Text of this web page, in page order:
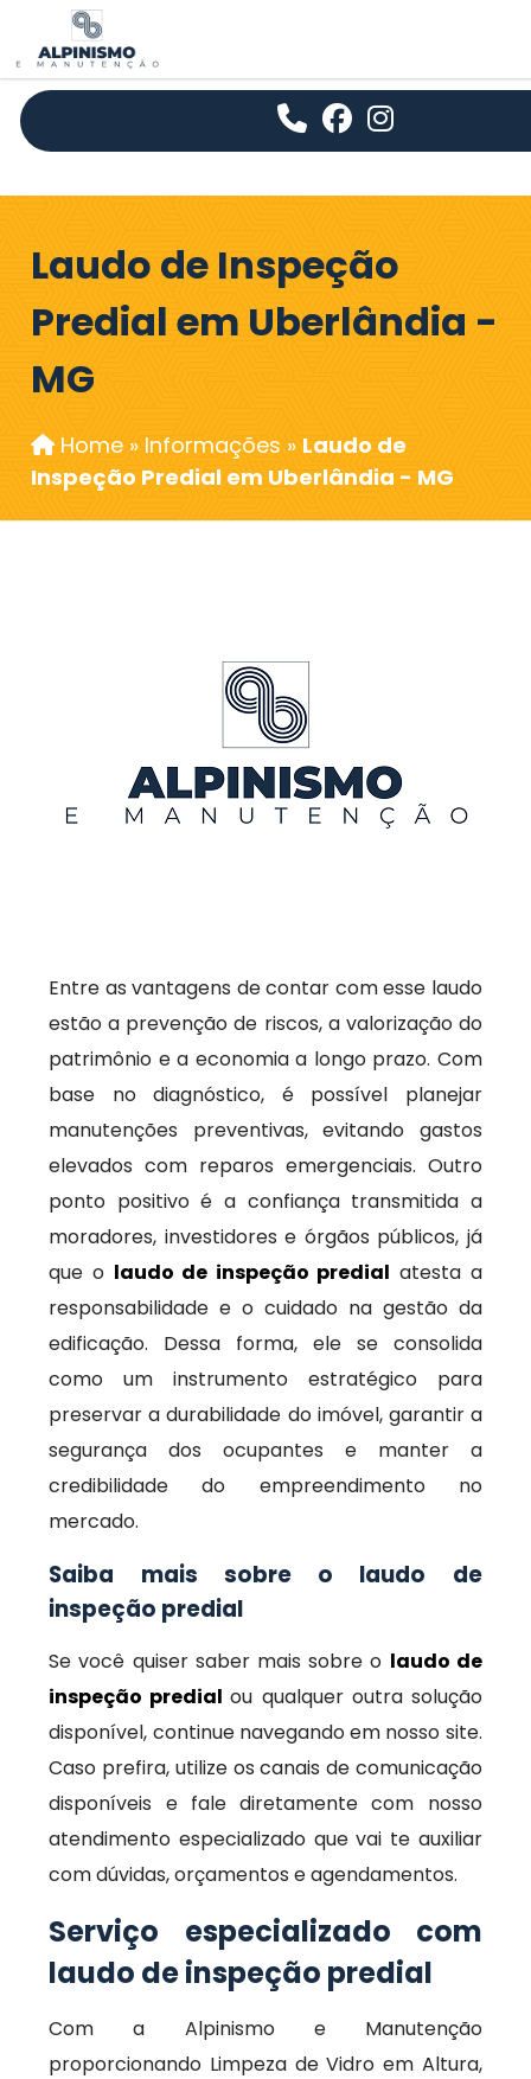
Laudo de Inspeção
Predial em Uberlândia -
MG
Home » Informações » Laudo de
Inspeção Predial em Uberlândia - MG
Entre as vantagens de contar com esse laudo
estão a prevenção de riscos, a valorização do
patrimônio e a economia a longo prazo. Com
base no diagnóstico, é possível planejar
manutenções preventivas, evitando gastos
elevados com reparos emergenciais. Outro
ponto positivo é a confiança transmitida a
moradores, investidores e órgãos públicos, já
que o laudo de inspeção predial atesta a
responsabilidade e o cuidado na gestão da
edificação. Dessa forma, ele se consolida
como um instrumento estratégico para
preservar a durabilidade do imóvel, garantir a
segurança dos ocupantes e manter a
credibilidade do empreendimento no
mercado.
Saiba mais sobre o laudo de
inspeção predial
Se você quiser saber mais sobre o laudo de
inspeção predialou qualquer outra solução
disponível, continue navegando em nosso site.
Caso prefira, utilize os canais de comunicação
disponíveis e fale diretamente com nosso
atendimento especializado que vai te auxiliar
com dúvidas, orçamentos e agendamentos.
Serviço especializado com
laudo de inspeção predial
Com a Alpinismo e Manutenção
proporcionando Limpeza de Vidro em Altura,